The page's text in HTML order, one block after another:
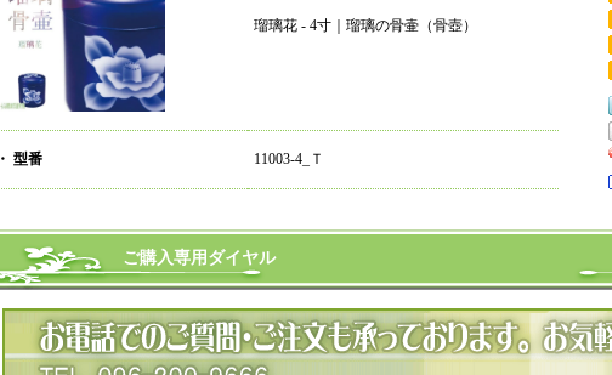
瑠璃花 - 4寸｜瑠璃の骨壷（骨壺）
・ 型番 11003-4_Ｔ
ご購入専用ダイヤル